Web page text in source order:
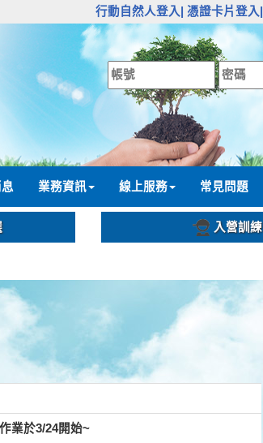
行動自然人登入| 憑證卡片登入|
業務資訊 線上服務 常見問題
入營訓練
業於3/24開始~